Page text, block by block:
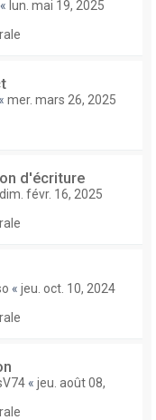
« lun. mai 19, 2025
« mer. mars 26, 2025
d'écriture
dim. févr. 16, 2025
« jeu. oct. 10, 2024
« jeu. août 08,